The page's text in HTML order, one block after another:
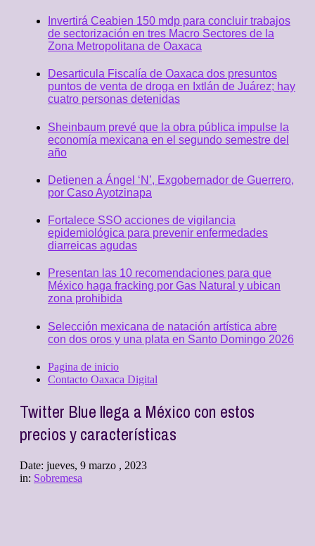
Invertirá Ceabien 150 mdp para concluir trabajos
de sectorización en tres Macro Sectores de la
Zona Metropolitana de Oaxaca
Desarticula Fiscalía de Oaxaca dos presuntos
puntos de venta de droga en Ixtlán de Juárez; hay
cuatro personas detenidas
Sheinbaum prevé que la obra pública impulse la
economía mexicana en el segundo semestre del
año
Detienen a Ángel ‘N’, Exgobernador de Guerrero,
por Caso Ayotzinapa
Fortalece SSO acciones de vigilancia
epidemiológica para prevenir enfermedades
diarreicas agudas
Presentan las 10 recomendaciones para que
México haga fracking por Gas Natural y ubican
zona prohibida
Selección mexicana de natación artística abre
con dos oros y una plata en Santo Domingo 2026
Pagina de inicio
Contacto Oaxaca Digital
Twitter Blue llega a México con estos
precios y características
Date: jueves, 9 marzo , 2023
in: Sobremesa